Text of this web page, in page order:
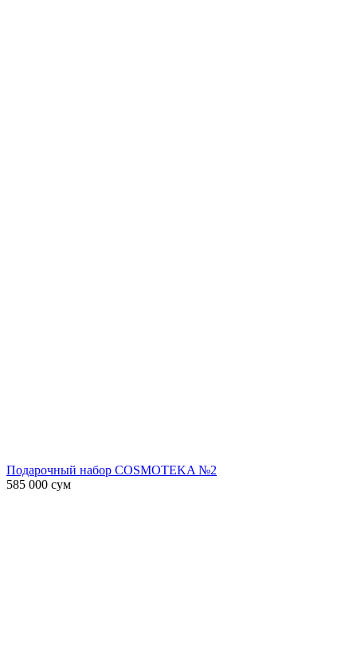
Подарочный набор COSMOTEKA №2
585 000 сум